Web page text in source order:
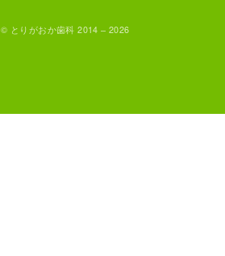
© とりがおか歯科 2014 – 2026